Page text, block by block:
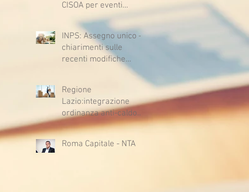
CISOA per eventi
climatici eccezionali
INPS: Assegno unico –
chiarimenti sulle
recenti modifiche
Regione
Lazio:integrazione
ordinanza anti-caldo
per l'estate 2026
Roma Capitale - NTA